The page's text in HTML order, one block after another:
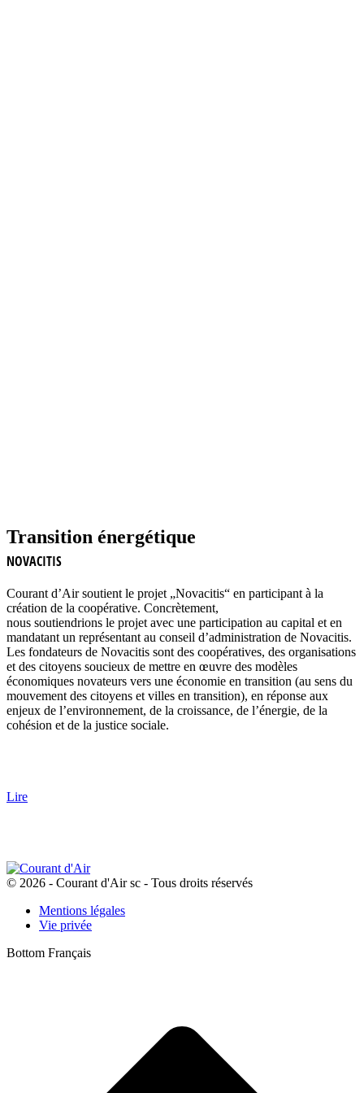
Transition énergétique
NOVACITIS
Courant d’Air soutient le projet „Novacitis“ en participant à la
création de la coopérative. Concrètement,
nous soutiendrions le projet avec une participation au capital et en
mandatant un représentant au conseil d’administration de Novacitis.
Les fondateurs de Novacitis sont des coopératives, des organisations
et des citoyens soucieux de mettre en œuvre des modèles
économiques novateurs vers une économie en transition (au sens du
mouvement des citoyens et villes en transition), en réponse aux
enjeux de l’environnement, de la croissance, de l’énergie, de la
cohésion et de la justice sociale.
Lire
© 2026 - Courant d'Air sc - Tous droits réservés
Mentions légales
Vie privée
Bottom Français